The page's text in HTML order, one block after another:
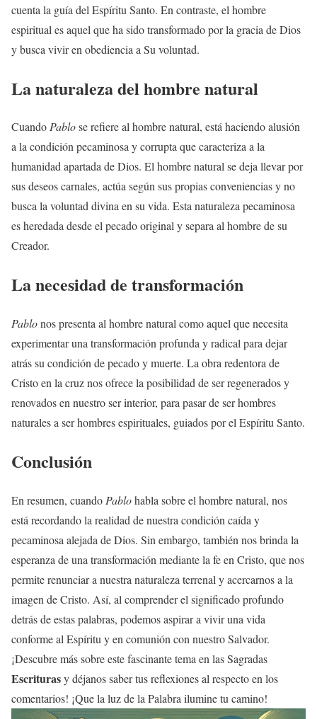
cuenta la guía del Espíritu Santo. En contraste, el hombre
espiritual es aquel que ha sido transformado por la gracia de Dios
y busca vivir en obediencia a Su voluntad.
La naturaleza del hombre natural
CuandoPablose refiere al hombre natural, está haciendo alusión
a la condición pecaminosa y corrupta que caracteriza a la
humanidad apartada de Dios. El hombre natural se deja llevar por
sus deseos carnales, actúa según sus propias conveniencias y no
busca la voluntad divina en su vida. Esta naturaleza pecaminosa
es heredada desde el pecado original y separa al hombre de su
Creador.
La necesidad de transformación
Pablonos presenta al hombre natural como aquel que necesita
experimentar una transformación profunda y radical para dejar
atrás su condición de pecado y muerte. La obra redentora de
Cristo en la cruz nos ofrece la posibilidad de ser regenerados y
renovados en nuestro ser interior, para pasar de ser hombres
naturales a ser hombres espirituales, guiados por el Espíritu Santo.
Conclusión
En resumen, cuando Pablohabla sobre el hombre natural, nos
está recordando la realidad de nuestra condición caída y
pecaminosa alejada de Dios. Sin embargo, también nos brinda la
esperanza de una transformación mediante la fe en Cristo, que nos
permite renunciar a nuestra naturaleza terrenal y acercarnos a la
imagen de Cristo. Así, al comprender el significado profundo
detrás de estas palabras, podemos aspirar a vivir una vida
conforme al Espíritu y en comunión con nuestro Salvador.
¡Descubre más sobre este fascinante tema en las Sagradas
Escriturasy déjanos saber tus reflexiones al respecto en los
comentarios! ¡Que la luz de la Palabra ilumine tu camino!